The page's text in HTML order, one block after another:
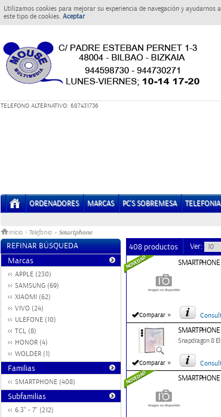
Utilizamos cookies para mejorar su experiencia de navegación y
este tipo de cookies. Aceptar
TELEFONO ALTERNATIVO: 687431736
ORDENADORES MARCAS PC'S SOBREMESA TELEFONIA
Inicio > Telefonia » Smartphone
REFINAR BÚSQUEDA
Marcas
APPLE (230)
SAMSUNG (69)
XIAOMI (62)
VIVO (24)
ULEFONE (10)
TCL (8)
HONOR (4)
WOLDER (1)
Familias
SMARTPHONE (408)
Subfamilias
6.3'' - 7'' (212)
408 productos Ver:
Comparar »
Comparar »
Snapdragon 8